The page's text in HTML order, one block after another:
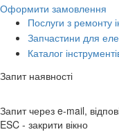
Оформити замовлення
Послуги з ремонту
Запчастини для
Каталог
Запит наявності
Запит через e-mail,
ESC - закрити вікно